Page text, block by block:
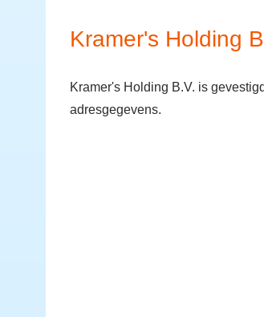
Kramer's Holding
Kramer's Holding B.V. is
adresgegevens.